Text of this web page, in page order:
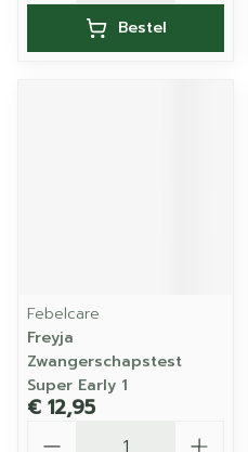
Bestel
Febelcare
Freyja
Zwangerschapstest
Super Early 1
€ 12,95